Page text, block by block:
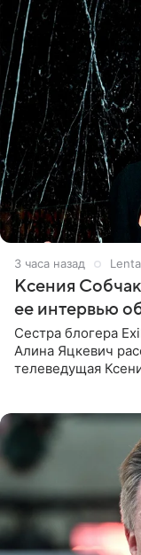
3 часа назад
Ксения
ее интервью
Сестра блогера
Алина Яцкевич
телеведущая